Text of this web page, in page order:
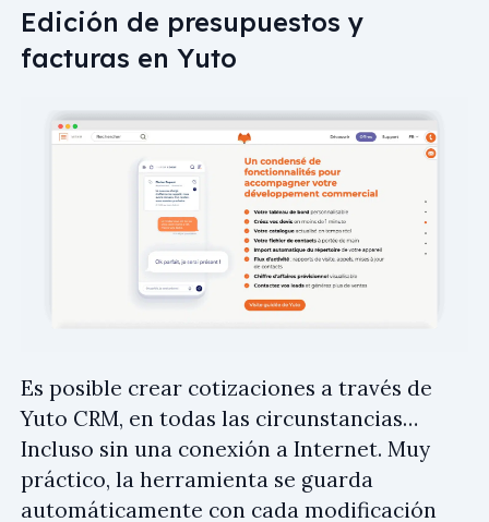
Edición de presupuestos y
facturas en Yuto
Es posible crear cotizaciones a través de
Yuto CRM, en todas las circunstancias…
Incluso sin una conexión a Internet. Muy
práctico, la herramienta se guarda
automáticamente con cada modificación